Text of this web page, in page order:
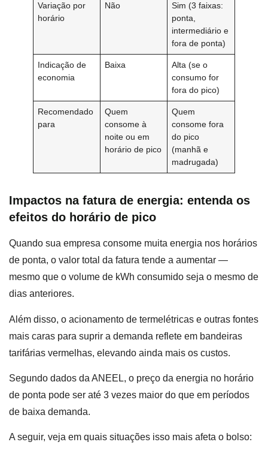
Variação por
horário
Não
Sim (3 faixas:
ponta,
intermediário e
fora de ponta)
Indicação de
economia
Baixa
Alta (se o
consumo for
fora do pico)
Recomendado
para
Quem
consome à
noite ou em
horário de pico
Quem
consome fora
do pico
(manhã e
madrugada)
Impactos na fatura de energia: entenda os
efeitos do horário de pico
Quando sua empresa consome muita energia nos horários
de ponta, o valor total da fatura tende a aumentar —
mesmo que o volume de kWh consumido seja o mesmo de
dias anteriores.
Além disso, o acionamento de termelétricas e outras fontes
mais caras para suprir a demanda reflete em bandeiras
tarifárias vermelhas, elevando ainda mais os custos.
Segundo dados da ANEEL, o preço da energia no horário
de ponta pode ser até 3 vezes maior do que em períodos
de baixa demanda.
A seguir, veja em quais situações isso mais afeta o bolso: